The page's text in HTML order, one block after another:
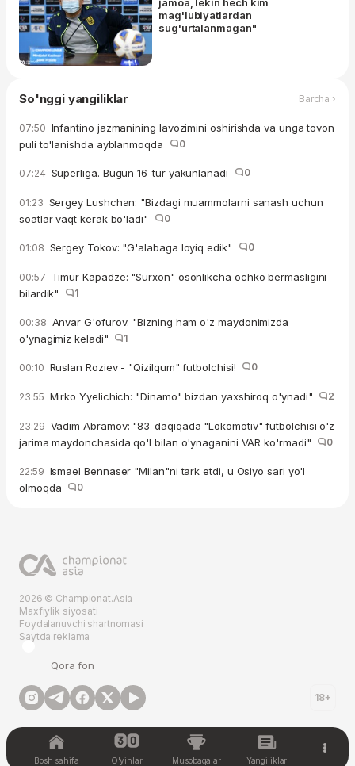
mag'lubiyatlardan
sug'urtalanmagan"
So'nggi yangiliklar Barcha ›
07:50 Infantino jazmanining lavozimini oshirishda va unga tovon
puli to'lanishda ayblanmoqda
0
07:24 Superliga. Bugun 16-tur yakunlanadi 0
01:23 Sergey Lushchan: "Bizdagi muammolarni sanash uchun
soatlar vaqt kerak bo'ladi"
0
01:08 Sergey Tokov: "G'alabaga loyiq edik" 0
00:57 Timur Kapadze: "Surxon" osonlikcha ochko bermasligini
bilardik"
1
00:38 Anvar G'ofurov: "Bizning ham o'z maydonimizda
o'ynagimiz keladi"
1
00:10 Ruslan Roziev - "Qizilqum" futbolchisi! 0
23:55 Mirko Yyelichich: "Dinamo" bizdan yaxshiroq o'ynadi" 2
23:29 Vadim Abramov: "83-daqiqada "Lokomotiv" futbolchisi o'z
jarima maydonchasida qo'l bilan o'ynaganini VAR ko'rmadi"
0
22:59 Ismael Bennaser "Milan"ni tark etdi, u Osiyo sari yo'l
olmoqda
0
2026 © Championat.Asia
Maxfiylik siyosati
Foydalanuvchi shartnomasi
Saytda reklama
Qora fon
18+
Bosh sahifa O'yinlar Musobaqalar Yangiliklar